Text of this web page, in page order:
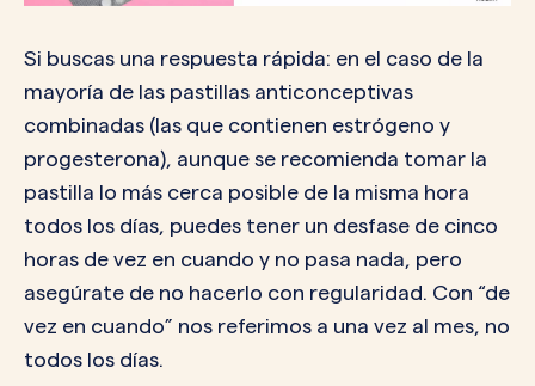
Si buscas una respuesta rápida: en el caso de la
mayoría de las pastillas anticonceptivas
combinadas (las que contienen estrógeno y
progesterona), aunque se recomienda tomar la
pastilla lo más cerca posible de la misma hora
todos los días, puedes tener un desfase de cinco
horas de vez en cuando y no pasa nada, pero
asegúrate de no hacerlo con regularidad. Con “de
vez en cuando” nos referimos a una vez al mes, no
todos los días.